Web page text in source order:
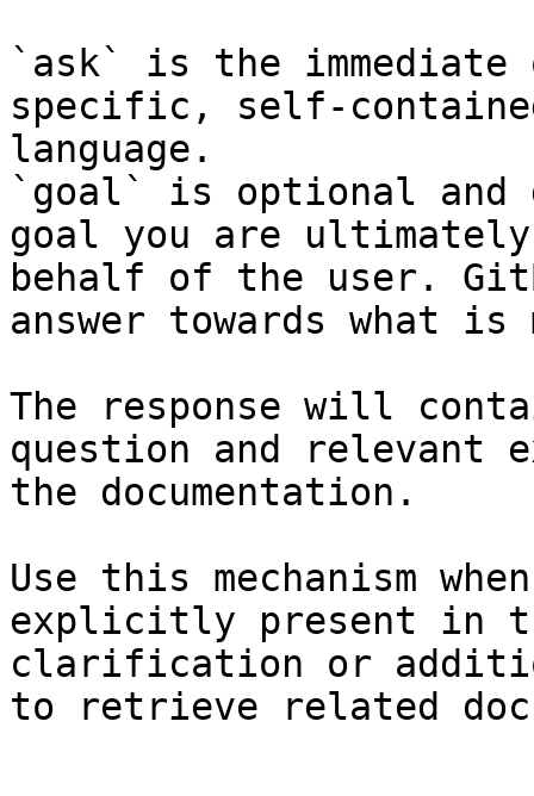
`ask` is the
specific, self-
language.
`goal` is optional and
goal you are
behalf of the user.
answer towards what
The response will
question and relevant
the documentation.
Use this mechanism
explicitly present in
clarification or